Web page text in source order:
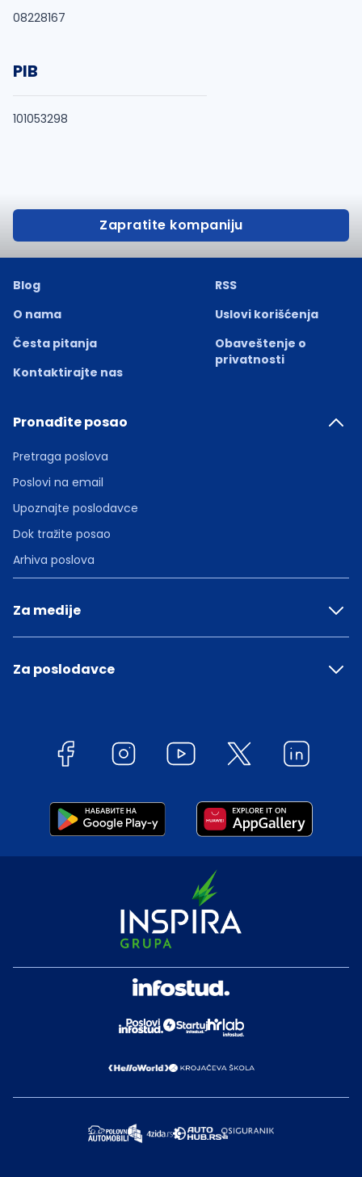
08228167
PIB
101053298
Zapratite kompaniju
Blog
O nama
Česta pitanja
Kontaktirajte nas
RSS
Uslovi korišćenja
Obaveštenje o
privatnosti
Pronađite posao
Pretraga poslova
Poslovi na email
Upoznajte poslodavce
Dok tražite posao
Arhiva poslova
Za medije
Za poslodavce